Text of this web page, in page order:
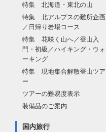
特集 北海道・東北の山
特集 北アルプスの難所企画
／日帰り岩場コース
特集 花咲く山へ／登山入
門・初級／ハイキング・ウォ
ーキング
特集 現地集合解散登山ツア
ー
ツアーの難易度表示
装備品のご案内
国内旅行